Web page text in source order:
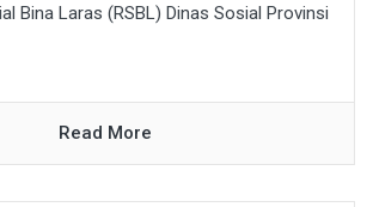
Bina Laras (RSBL) Dinas Sosial Provinsi
Read More